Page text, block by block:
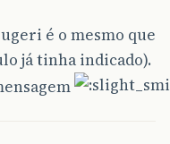
é o mesmo que
já tinha indicado).